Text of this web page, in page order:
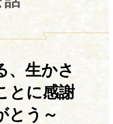
、生かさ
とに感謝
とう～